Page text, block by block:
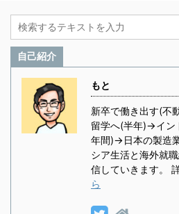
自己紹介
もと
新卒で働き出す(不
留学へ(半年)→イン
年間)→日本の製造
シア生活と海外就
信していきます。
ら